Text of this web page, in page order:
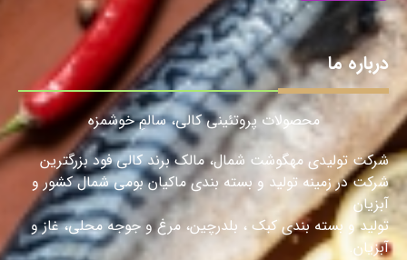
درباره ما
محصولات پروتئینی کالی، سالمِ خوشمزه
شرکت تولیدی مهگوشت شمال، مالک برند کالی فود بزرگترین
شرکت در زمینه تولید و بسته بندی ماکیان بومی شمال کشور و
آبزیان
تولید و بسته بندی کبک ، بلدرچین، مرغ و جوجه محلی، غاز و
آبزیان.